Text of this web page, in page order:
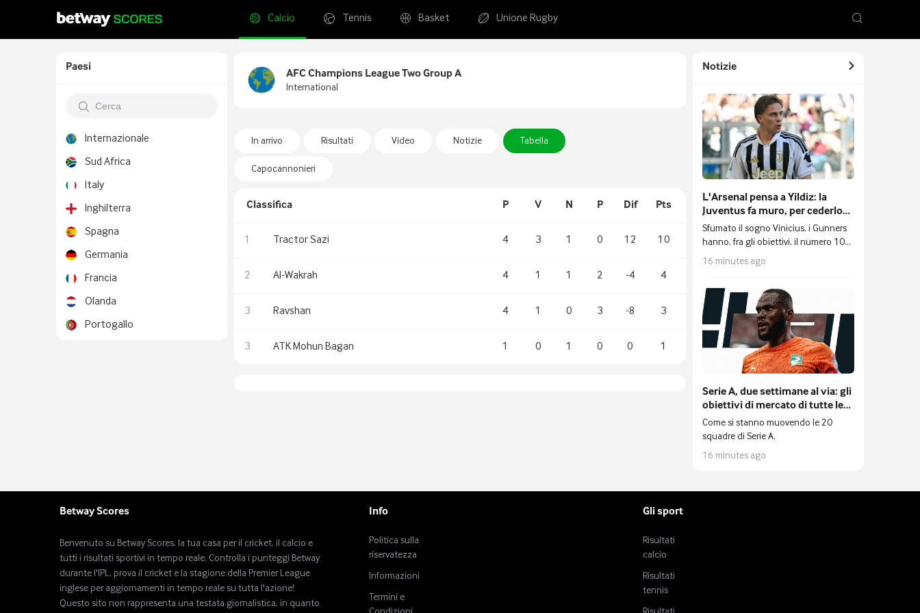
Calcio Tennis Basket Unione Rugby
Paesi
Internazionale
Sud Africa
Italy
Inghilterra
Spagna
Germania
Francia
Olanda
Portogallo
AFC Champions League Two Group A
International
In arrivo Risultati Video Notizie Tabella
Capocannonieri
Classifica P V N P Dif Pts
1 Tractor Sazi 4 3 1 0 12 10
2 Al-Wakrah 4 1 1 2 -4 4
3 Ravshan 4 1 0 3 -8 3
3 ATK Mohun Bagan 1 0 1 0 0 1
Notizie
L'Arsenal pensa a Yildiz: la
Juventus fa muro, per cederlo
serve un'offerta molto
superiore ai 100 milioni
Sfumato il sogno Vinicius, i Gunners
hanno, fra gli obiettivi, il numero 10
della Juventus
16 minutes ago
Serie A, due settimane al via: gli
obiettivi di mercato di tutte le
squadre prima della 1a giornata
di campionato
Come si stanno muovendo le 20
squadre di Serie A.
16 minutes ago
Betway Scores
Benvenuto su Betway Scores, la tua casa per il cricket, il calcio e
tutti i risultati sportivi in ​​tempo reale. Controlla i punteggi Betway
durante l'IPL, prova il cricket e la stagione della Premier League
inglese per aggiornamenti in tempo reale su tutta l'azione!
Questo sito non rappresenta una testata giornalistica, in quanto
Info
Politica sulla
riservatezza
Informazioni
Termini e
Gli sport
Risultati
calcio
Risultati
tennis